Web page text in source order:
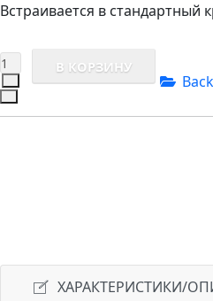
Встраивается в стандартный
ХАРАКТЕРИСТИКИ/